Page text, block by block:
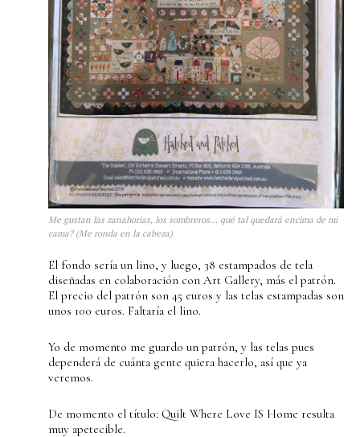
Me gustan las zanahorias, los sombreros… qué tal quedará encima de mi
cama? (Me ronda en la cabeza)
El fondo sería un lino, y luego, 38 estampados de tela
diseñadas en colaboración con Art Gallery, más el patrón.
El precio del patrón son 45 euros y las telas estampadas son
unos 100 euros. Faltaría el lino.
Yo de momento me guardo un patrón, y las telas pues
dependerá de cuánta gente quiera hacerlo, así que ya
veremos.
De momento el título: Quilt Where Love IS Home resulta
muy apetecible.